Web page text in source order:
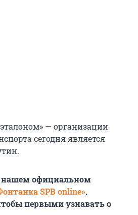
— организации
сегодня является
нашем официальном
SPB online».
первыми узнавать о